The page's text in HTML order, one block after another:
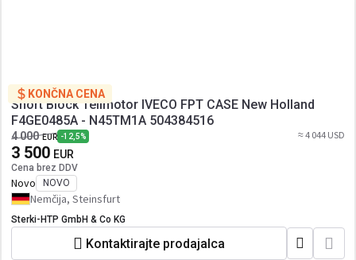
KONČNA CENA
Short Block Teilmotor IVECO FPT CASE New Holland
F4GE0485A - N45TM1A 504384516
4 000 EUR -12,5%
3 500 EUR
Cena brez DDV
≈ 4 044 USD
Novo NOVO
Nemčija, Steinsfurt
Sterki-HTP GmbH & Co KG
Kontaktirajte prodajalca